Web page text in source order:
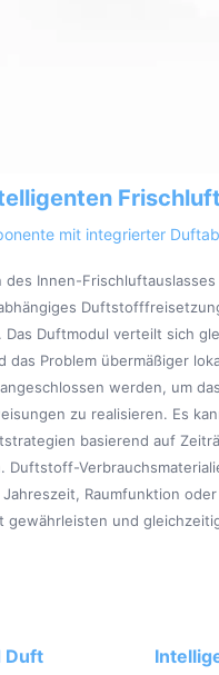
mit integrierter
Innen-
Duftmodul verteilt sich
Problem übermäßiger
werden, um
zu realisieren. Es
basierend auf
Raumfunktion
und
Duft